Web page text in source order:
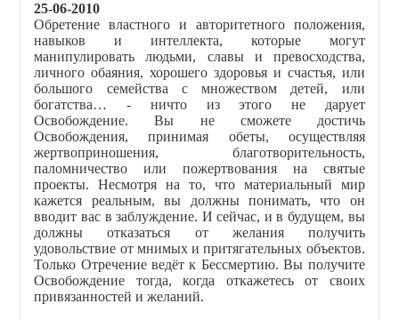
25-06-2010
Обретение властного и авторитетного положения,
навыков и интеллекта, которые могут
манипулировать людьми, славы и превосходства,
личного обаяния, хорошего здоровья и счастья, или
большого семейства с множеством детей, или
богатства… - ничто из этого не дарует
Освобождение. Вы не сможете достичь
Освобождения, принимая обеты, осуществляя
жертвоприношения, благотворительность,
паломничество или пожертвования на святые
проекты. Несмотря на то, что материальный мир
кажется реальным, вы должны понимать, что он
вводит вас в заблуждение. И сейчас, и в будущем, вы
должны отказаться от желания получить
удовольствие от мнимых и притягательных объектов.
Только Отречение ведёт к Бессмертию. Вы получите
Освобождение тогда, когда откажетесь от своих
привязанностей и желаний.